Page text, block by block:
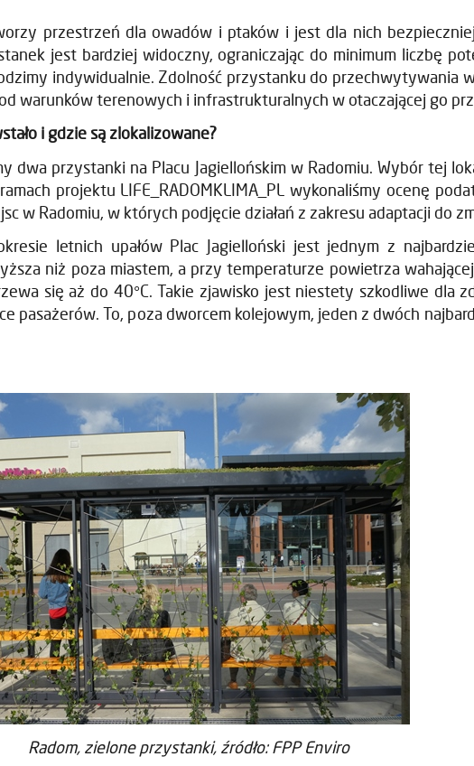
przestrzeń dla owadów i ptaków i jest dla nich
jest bardziej widoczny, ograniczając do minimum liczbę
indywidualnie. Zdolność przystanku do przechwytywania
warunków terenowych i infrastrukturalnych w otaczającej go
i gdzie są zlokalizowane?
dwa przystanki na Placu Jagiellońskim w Radomiu. Wybór tej
projektu LIFE_RADOMKLIMA_PL wykonaliśmy ocenę
w Radomiu, w których podjęcie działań z zakresu adaptacji do
letnich upałów Plac Jagielloński jest jednym z
niż poza miastem, a przy temperaturze powietrza
się aż do 40°C. Takie zjawisko jest niestety szkodliwe dla
pasażerów. To, poza dworcem kolejowym, jeden z dwóch
Radom, zielone przystanki, źródło: FPP Enviro